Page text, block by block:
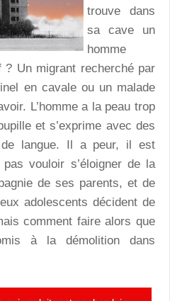
trouve dans
sa cave un
homme
Un migrant recherché par
en cavale ou un malade
L’homme a la peau trop
et s’exprime avec des
de langue. Il a peur, il est
vouloir s’éloigner de la
de ses parents, et de
adolescents décident de
comment faire alors que
à la démolition dans